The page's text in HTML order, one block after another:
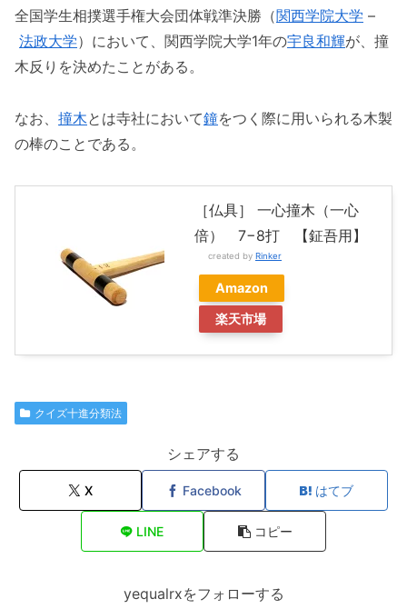
全国学生相撲選手権大会団体戦準決勝（関西学院大学 –
法政大学）において、関西学院大学1年の宇良和輝が、撞
木反りを決めたことがある。
なお、 撞木とは寺社において鐘をつく際に用いられる木製
の棒のことである。
［仏具］ 一心撞木（一心
倍） 7−8打 【鉦吾用】
created by Rinker
Amazon
楽天市場
クイズ十進分類法
シェアする
X Facebook はてブ
LINE コピー
yequalrxをフォローする